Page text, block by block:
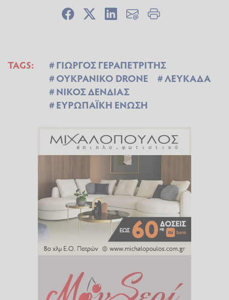
TAGS:
ΓΙΩΡΓΟΣ ΓΕΡΑΠΕΤΡΙΤΗΣ
ΟΥΚΡΑΝΙΚΟ DRONE
ΛΕΥΚΑΔΑ
ΝΙΚΟΣ ΔΕΝΔΙΑΣ
ΕΥΡΩΠΑΪΚΗ ΕΝΩΣΗ